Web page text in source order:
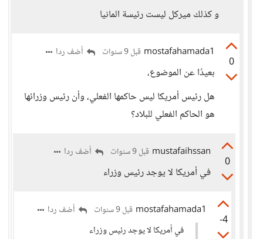
و كذلك ميركل ليست رئيسة المانيا
0
mostafahamada1 قبل 9 سنوات أضف ردا
بعيدًا عن الموضوع،
هل رئيس أمريكا ليس حاكمها الفعلي، وأن رئيس وزرائها
هو الحاكم الفعلي للبلاد؟
0
mustafaihssan قبل 9 سنوات أضف ردا
في أمريكا لا يوجد رئيس وزراء
-4
mostafahamada1 قبل 9 سنوات
أضف ردا
في أمريكا لا يوجد رئيس وزراء